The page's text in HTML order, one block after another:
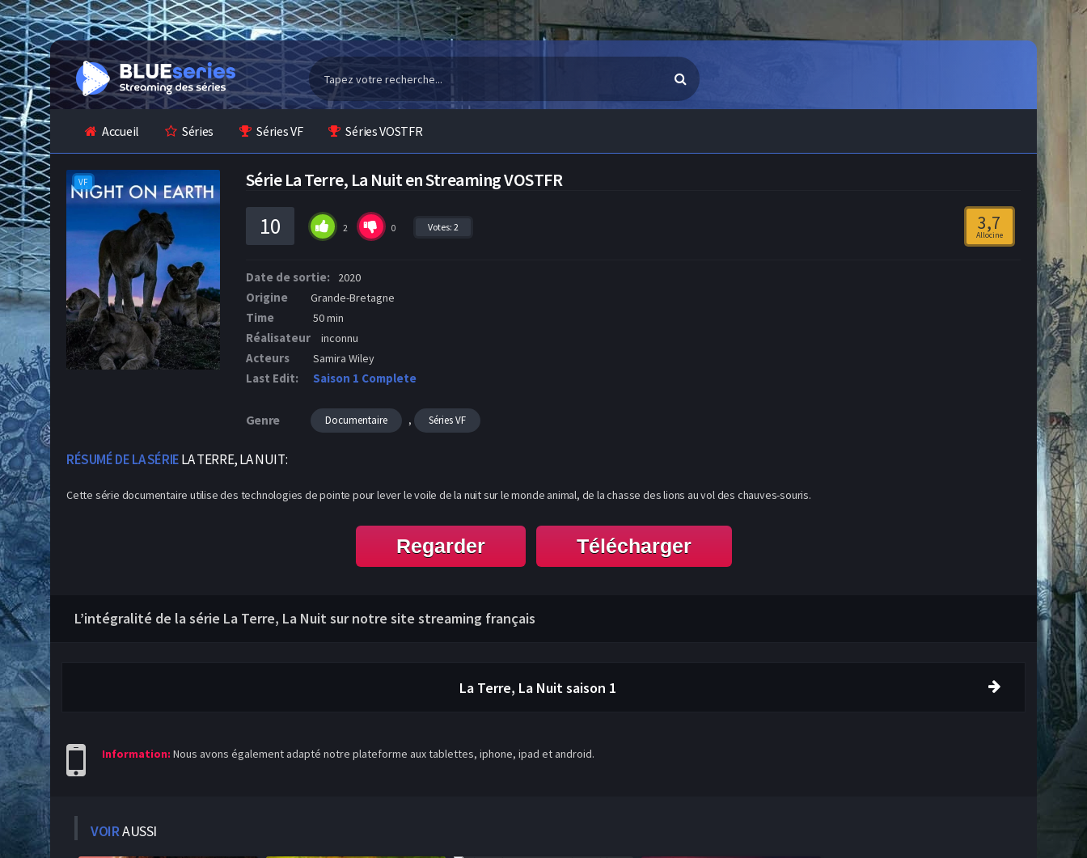
Accueil Séries Séries VF Séries VOSTFR
VF Série La Terre, La Nuit en Streaming VOSTFR
10 2 0 Votes: 2 3,7
Allocine
Date de sortie: 2020
Origine Grande-Bretagne
Time 50 min
Réalisateur inconnu
Acteurs Samira Wiley
Last Edit: Saison 1 Complete
Genre Documentaire , Séries VF
RÉSUMÉ DE LA SÉRIELA TERRE, LA NUIT:
Cette série documentaire utilise des technologies de pointe pour lever le voile de la nuit sur le monde animal, de la chasse des lions au vol des chauves-souris.
Regarder Télécharger
L’intégralité de la série La Terre, La Nuit sur notre site streaming français
La Terre, La Nuit saison 1
Information: Nous avons également adapté notre plateforme aux tablettes, iphone, ipad et android.
VOIRAUSSI